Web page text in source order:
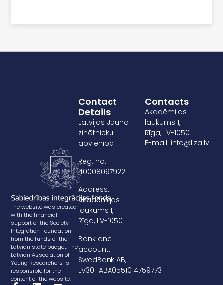
The website was created
with the financial
support of the Society
Integration Foundation
from the funds of the
Latvian state budget. The
Latvian Association of
Young Researchers is
responsible for the
content of the website.
Contact
Details
Latvijas Jauno
zinātnieku
apvienība
Reg. no.
40008097922
Address:
Akadēmijas
laukums 1,
Rīga, LV-1050
Bank and
account:
SwedBank AB,
LV30HABA0551014759773
Contacts
Akadēmijas
laukums 1,
Rīga, LV-1050
E-mail: info@ljza.lv